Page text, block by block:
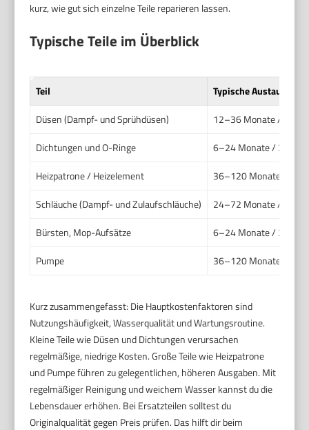
kurz, wie gut sich einzelne Teile reparieren lassen.
Typische Teile im Überblick
Teil
Typische
Düsen (Dampf- und Sprühdüsen)
12–36 Monate / 6–18
Dichtungen und O-Ringe
6–24 Monate / 3–12
Heizpatrone / Heizelement
36–120 Monate /
Schläuche (Dampf- und Zulaufschläuche)
24–72 Monate /
Bürsten, Mop-Aufsätze
6–24 Monate / 3–12
Pumpe
36–120 Monate /
Kurz zusammengefasst: Die Hauptkostenfaktoren sind
Nutzungshäufigkeit, Wasserqualität und Wartungsroutine.
Kleine Teile wie Düsen und Dichtungen verursachen
regelmäßige, niedrige Kosten. Große Teile wie Heizpatrone
und Pumpe führen zu gelegentlichen, höheren Ausgaben. Mit
regelmäßiger Reinigung und weichem Wasser kannst du die
Lebensdauer erhöhen. Bei Ersatzteilen solltest du
Originalqualität gegen Preis prüfen. Das hilft dir beim